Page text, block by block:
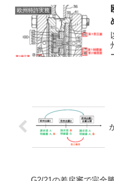
欧州特許実務